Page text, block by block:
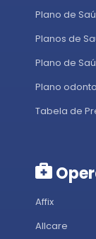
Plano de
Planos de
Plano de
Plano
Tabela de
Affix
Allcare